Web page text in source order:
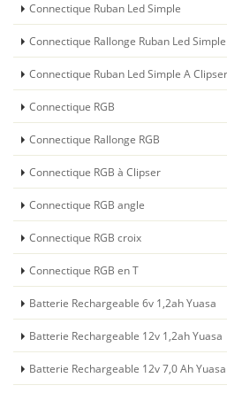
Connectique Ruban Led Simple
Connectique Rallonge Ruban Led Simple
Connectique Ruban Led Simple A
Connectique RGB
Connectique Rallonge RGB
Connectique RGB à Clipser
Connectique RGB angle
Connectique RGB croix
Connectique RGB en T
Batterie Rechargeable 6v 1,2ah Yuasa
Batterie Rechargeable 12v 1,2ah Yuasa
Batterie Rechargeable 12v 7,0 Ah Yuasa